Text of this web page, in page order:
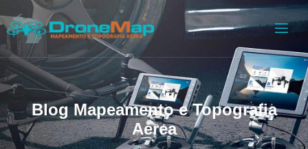
Blog Mapeamento e Topografia
Aérea